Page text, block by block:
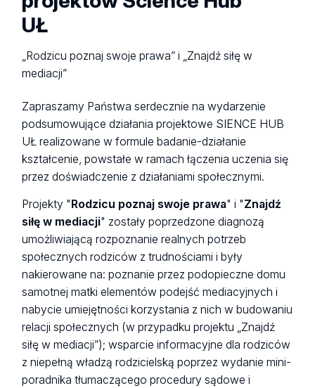
UŁ
„Rodzicu poznaj swoje prawa” i „Znajdź siłę w
mediacji”
Zapraszamy Państwa serdecznie na wydarzenie
podsumowujące działania projektowe SIENCE HUB
UŁ realizowane w formule badanie-działanie
kształcenie, powstałe w ramach łączenia uczenia się
przez doświadczenie z działaniami społecznymi.
Projekty " Rodzicu poznaj swoje prawa" i "Znajdź
siłę w mediacji" zostały poprzedzone diagnozą
umożliwiającą rozpoznanie realnych potrzeb
społecznych rodziców z trudnościami i były
nakierowane na: poznanie przez podopieczne domu
samotnej matki elementów podejść mediacyjnych i
nabycie umiejętności korzystania z nich w budowaniu
relacji społecznych (w przypadku projektu „Znajdź
siłę w mediacji”); wsparcie informacyjne dla rodziców
z niepełną władzą rodzicielską poprzez wydanie mini-
poradnika tłumaczącego procedury sądowe i